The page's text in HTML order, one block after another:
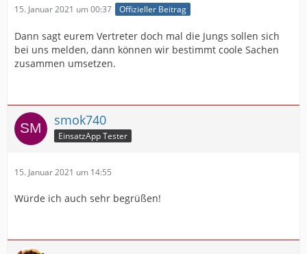
15. Januar 2021 um 00:37 Offizieller Beitrag
Dann sagt eurem Vertreter doch mal die Jungs sollen sich
bei uns melden, dann können wir bestimmt coole Sachen
zusammen umsetzen.
smok740
EinsatzApp Tester
15. Januar 2021 um 14:55
Würde ich auch sehr begrüßen!